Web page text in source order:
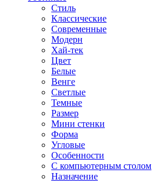
Стиль
Классические
Современные
Модерн
Хай-тек
Цвет
Белые
Венге
Светлые
Темные
Размер
Мини стенки
Форма
Угловые
Особенности
С компьютерным столом
Назначение